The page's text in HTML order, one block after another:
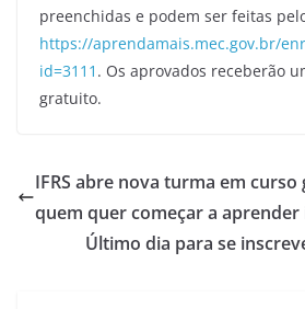
preenchidas e podem ser feitas
https://aprendamais.mec.gov.br/
id=3111 . Os aprovados receberão
gratuito.
IFRS abre nova turma em
quem quer começar a aprender
Último dia para se